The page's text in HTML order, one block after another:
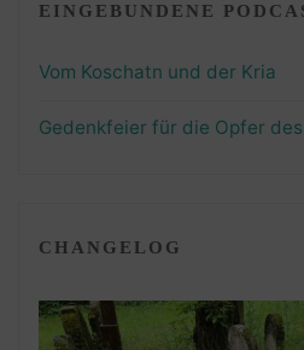
EINGEBUNDENE
Vom Koschatn und der Kria
Gedenkfeier für die Opfer
CHANGELOG